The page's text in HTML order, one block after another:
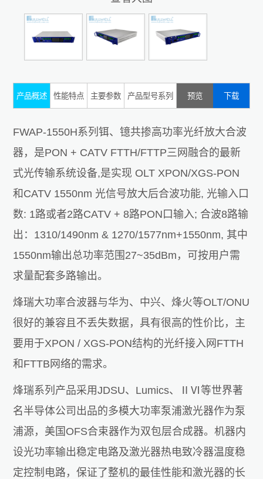
产品概述 性能特点 主要参数 产品型号系列 预览 下载
FWAP-1550H系列铒、镱共掺高功率光纤放大合波
器，是PON + CATV FTTH/FTTP三网融合的最新
式光传输系统设备,是实现 OLT XPON/XGS-PON
和CATV 1550nm 光信号放大后合波功能, 光输入口
数: 1路或者2路CATV + 8路PON口输入; 合波8路输
出：1310/1490nm & 1270/1577nm+1550nm, 其中
1550nm输出总功率范围27~35dBm，可按用户需
求量配套多路输出。
烽瑞大功率合波器与华为、中兴、烽火等OLT/ONU
很好的兼容且不丢失数据，具有很高的性价比，主
要用于XPON / XGS-PON结构的光纤接入网FTTH
和FTTB网络的需求。
烽瑞系列产品采用JDSU、Lumics、ⅡⅥ等世界著
名半导体公司出品的多模大功率泵浦激光器作为泵
浦源，美国OFS合束器作为双包层合成器。机器内
设光功率输出稳定电路及激光器热电致冷器温度稳
定控制电路，保证了整机的最佳性能和激光器的长